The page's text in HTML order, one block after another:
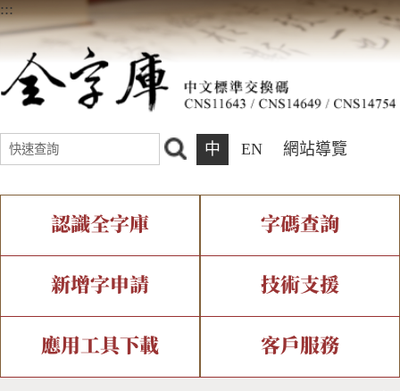
:::
中 EN 網站導覽
認識全字庫
全字庫介紹 全字庫現況
中文碼介紹 專有名詞介紹
字碼查詢
IDS查詢 部件查詢
複合查詢 注音查詢
新增字申請
新字申請處理流程
技術支援
字形即時顯示 造字解決方案
應用工具下載 客戶服務